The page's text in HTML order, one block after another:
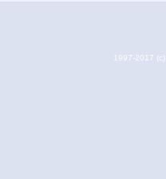
1997-2017